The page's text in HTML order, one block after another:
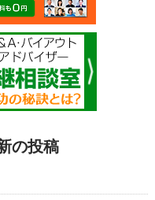
の投稿